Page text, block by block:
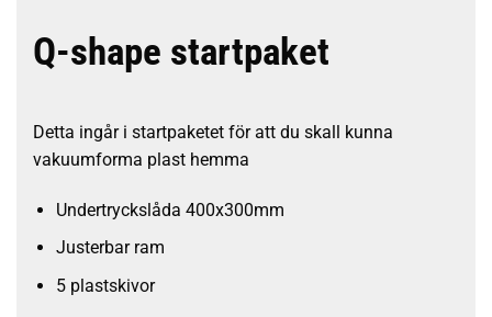
Q-shape startpaket
Detta ingår i startpaketet för att du skall kunna
vakuumforma plast hemma
Undertryckslåda 400x300mm
Justerbar ram
5 plastskivor